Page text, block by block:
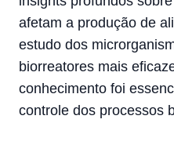
afetam a produção de
estudo dos
biorreatores mais
conhecimento foi
controle dos processos